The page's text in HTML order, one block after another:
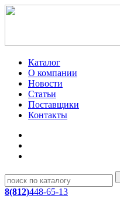
Каталог
О компании
Новости
Статьи
Поставщики
Контакты
8(812)448-65-13